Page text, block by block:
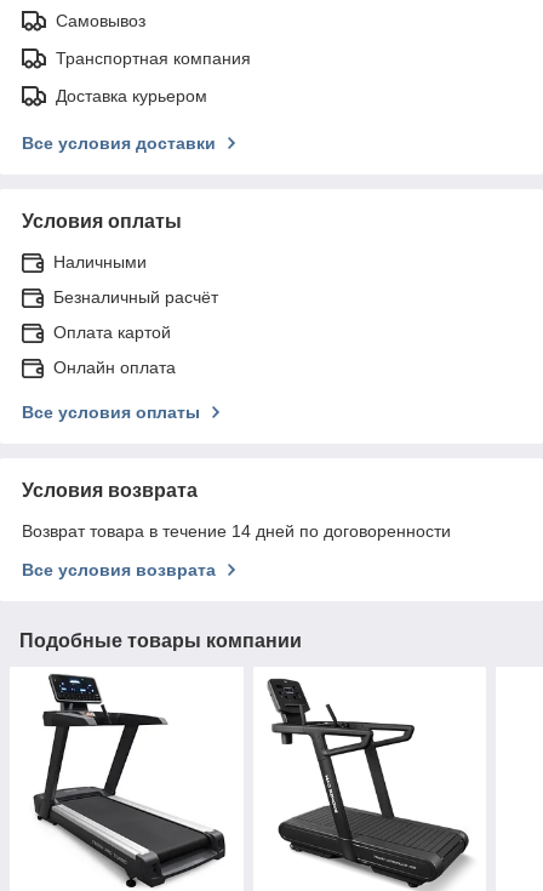
Самовывоз
Транспортная компания
Доставка курьером
Все условия доставки
Условия оплаты
Наличными
Безналичный расчёт
Оплата картой
Онлайн оплата
Все условия оплаты
Условия возврата
Возврат товара в течение 14 дней по договоренности
Все условия возврата
Подобные товары компании